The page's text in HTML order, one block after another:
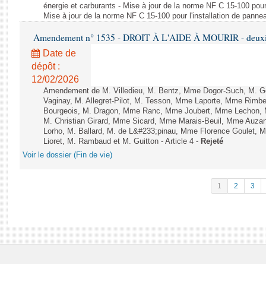
énergie et carburants - Mise à jour de la norme NF C 15-100
Mise à jour de la norme NF C 15-100 pour l'installation de
Amendement n° 1535 - DROIT À L'AIDE À MOURIR -
Date de
dépôt :
12/02/2026
Amendement de M. Villedieu, M. Bentz, Mme Dogor-Such, M.
Vaginay, M. Allegret-Pilot, M. Tesson, Mme Laporte, Mme
Bourgeois, M. Dragon, Mme Ranc, Mme Joubert, Mme
M. Christian Girard, Mme Sicard, Mme Marais-Beuil, Mme
Lorho, M. Ballard, M. de L&#233;pinau, Mme Florence Goulet,
Lioret, M. Rambaud et M. Guitton - Article 4 - Rejeté
Voir le dossier (Fin de vie)
1 2 3